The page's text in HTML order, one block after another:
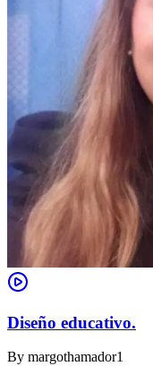
Diseño educativo.
By margothamador1